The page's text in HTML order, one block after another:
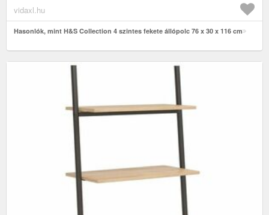
vidaxl.hu
Hasonlók, mint H&S Collection 4 szintes fekete állópolc 76 x 30 x 116 cm